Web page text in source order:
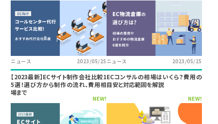
ニュース 2023/05/25 ニュース 2023/05/25
【2023最新】ECサイト制作会社比較1
5選！選び方から制作の流れ、費用相
場まで
NEW!
ECコンサルの相場はいくら？費用の
目安と対応範囲を解説
NEW!